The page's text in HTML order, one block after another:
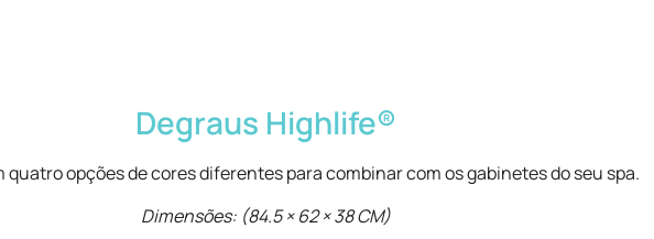
Degraus Highlife®
quatro opções de cores diferentes para combinar com os gabinetes do seu spa.
Dimensões: (84.5 × 62 × 38 CM)